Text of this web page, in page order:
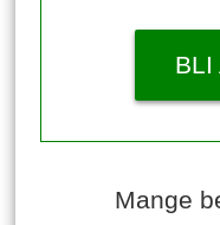
BLI
Mange